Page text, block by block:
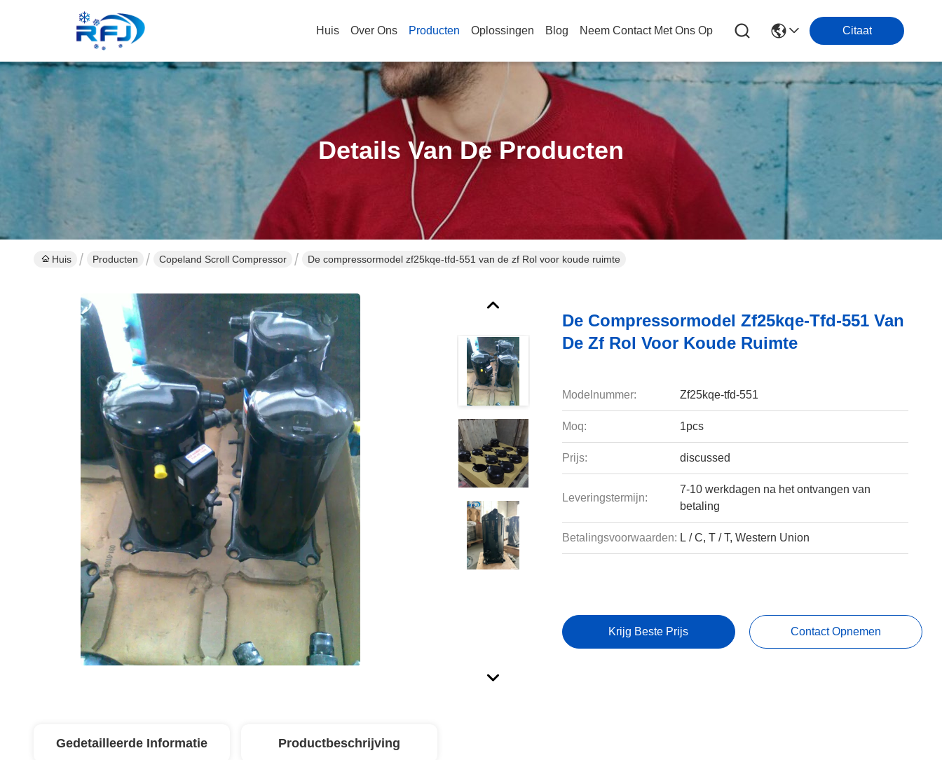
Huis Over Ons Producten Oplossingen Blog Neem Contact Met Ons Op Citaat
Details Van De Producten
Huis Producten Copeland Scroll Compressor De compressormodel zf25kqe-tfd-551 van de zf Rol voor koude ruimte
De Compressormodel Zf25kqe-Tfd-551 Van
De Zf Rol Voor Koude Ruimte
Modelnummer: Zf25kqe-tfd-551
Moq: 1pcs
Prijs: discussed
Leveringstermijn:
7-10 werkdagen na het ontvangen van
betaling
Betalingsvoorwaarden: L / C, T / T, Western Union
Krijg Beste Prijs Contact Opnemen
Gedetailleerde Informatie Productbeschrijving